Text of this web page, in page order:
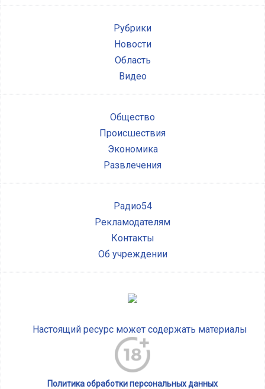
Рубрики
Новости
Область
Видео
Общество
Происшествия
Экономика
Развлечения
Радио54
Рекламодателям
Контакты
Об учреждении
Настоящий ресурс может содержать материалы
Политика обработки персональных данных